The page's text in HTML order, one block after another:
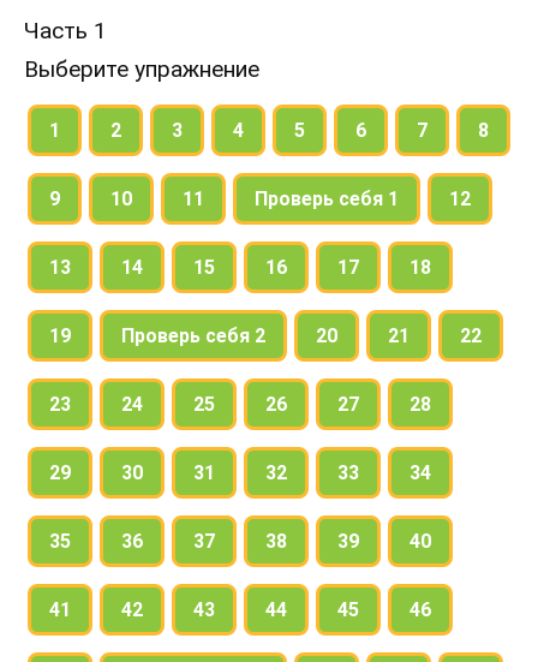
Часть 1
Выберите упражнение
1 2 3 4 5 6 7 8
9 10 11 Проверь себя 1 12
13 14 15 16 17 18
19 Проверь себя 2 20 21 22
23 24 25 26 27 28
29 30 31 32 33 34
35 36 37 38 39 40
41 42 43 44 45 46